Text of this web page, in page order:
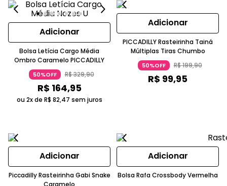
Adicionar
Bolsa Letícia Cargo Média
Ombro Caramelo PICCADILLY
50%OFF R$329,90
R$ 164,95
ou 2x de R$ 82,47 sem juros
Adicionar
PICCADILLY Rasteirinha Tainá
Múltiplas Tiras Chumbo
50%OFF R$199,90
R$ 99,95
Adicionar
Piccadilly Rasteirinha Gabi Snake
Caramelo
Adicionar
Bolsa Rafa Crossbody Vermelha